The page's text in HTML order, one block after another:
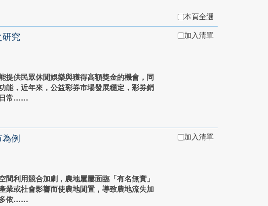
本頁全選
究
提供民眾休閒娛樂與獲得高額獎金的機會，同
能，近年來，公益彩券市場發展穩定，彩券銷
常...
加入清單
例
間利用競合加劇，農地屢屢面臨「有名無實」
業或社會影響而使農地閒置，導致農地流失加
依...
加入清單